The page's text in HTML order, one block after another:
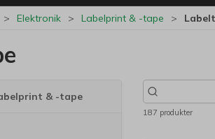
Elektronik Labelprint & -tape
& -tape
187 produkter